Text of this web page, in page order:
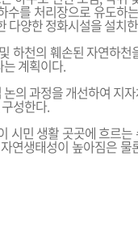
수를 처리장으로 유도하
다양한 정화시설을 설치
하천의 훼손된 자연하
계획이다.
의 과정을 개선하여 지
성한다.
시민 생활 곳곳에 흐르
연생태성이 높아짐은